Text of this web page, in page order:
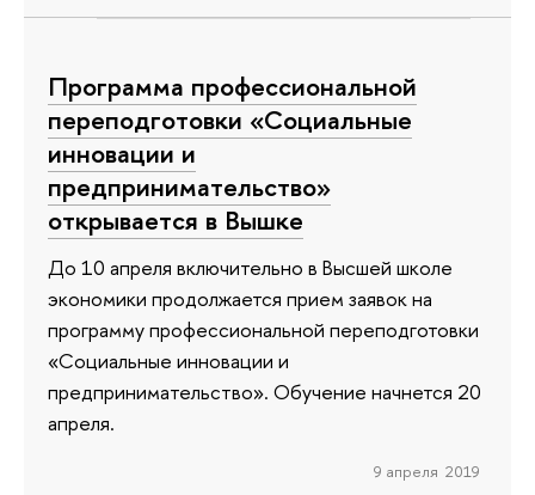
Программа профессиональной
переподготовки «Социальные
инновации и
предпринимательство»
открывается в Вышке
До 10 апреля включительно в Высшей школе
экономики продолжается прием заявок на
программу профессиональной переподготовки
«Социальные инновации и
предпринимательство». Обучение начнется 20
апреля.
9 апреля 2019